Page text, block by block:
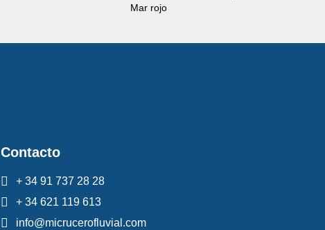
Mar rojo
Contacto
+ 34 91 737 28 28
+ 34 621 119 613
info@micrucerofluvial.com